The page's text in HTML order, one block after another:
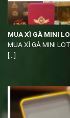
MUA XÌ GÀ MINI
MUA XÌ GÀ MINI
[...]